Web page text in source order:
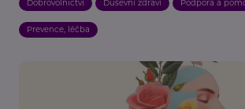
Dobrovolnictví Duševní zdraví Podpora a
Prevence, léčba